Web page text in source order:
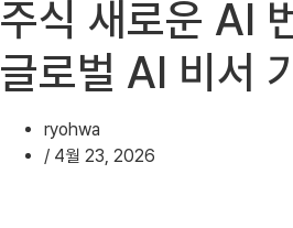
주식 새로운 AI
글로벌 AI 비서
ryohwa
/ 4월 23, 2026